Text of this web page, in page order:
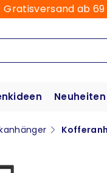
Gratisversand ab
Neuheiten